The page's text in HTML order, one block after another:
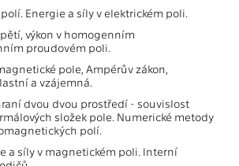
Energie a síly v elektrickém poli.
výkon v homogenním
proudovém poli.
pole, Ampérův zákon,
a vzájemná.
dvou dvou prostředí - souvislost
složek pole. Numerické metody
polí.
a síly v magnetickém poli. Interní